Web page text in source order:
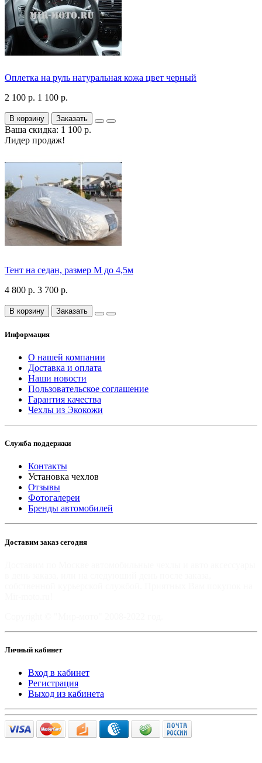
Оплетка на руль натуральная кожа цвет черный
2 100 р. 1 100 р.
В корзину Заказать
Ваша скидка: 1 100 р.
Лидер продаж!
Тент на седан, размер М до 4,5м
4 800 р. 3 700 р.
В корзину Заказать
Информация
О нашей компании
Доставка и оплата
Наши новости
Пользовательское соглашение
Гарантия качества
Чехлы из Экокожи
Служба поддержки
Контакты
Установка чехлов
Отзывы
Фотогалереи
Бренды автомобилей
Доставим заказ сегодня
Личный кабинет
Вход в кабинет
Регистрация
Выход из кабинета